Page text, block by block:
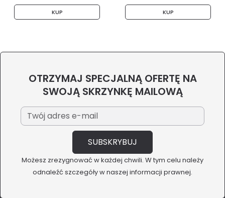
KUP KUP
OTRZYMAJ SPECJALNĄ OFERTĘ NA
SWOJĄ SKRZYNKĘ MAILOWĄ
Możesz zrezygnować w każdej chwili. W tym celu należy
odnaleźć szczegóły w naszej informacji prawnej.